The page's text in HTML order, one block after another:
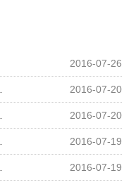
2016-07-26
2016-07-20
2016-07-20
2016-07-19
2016-07-19